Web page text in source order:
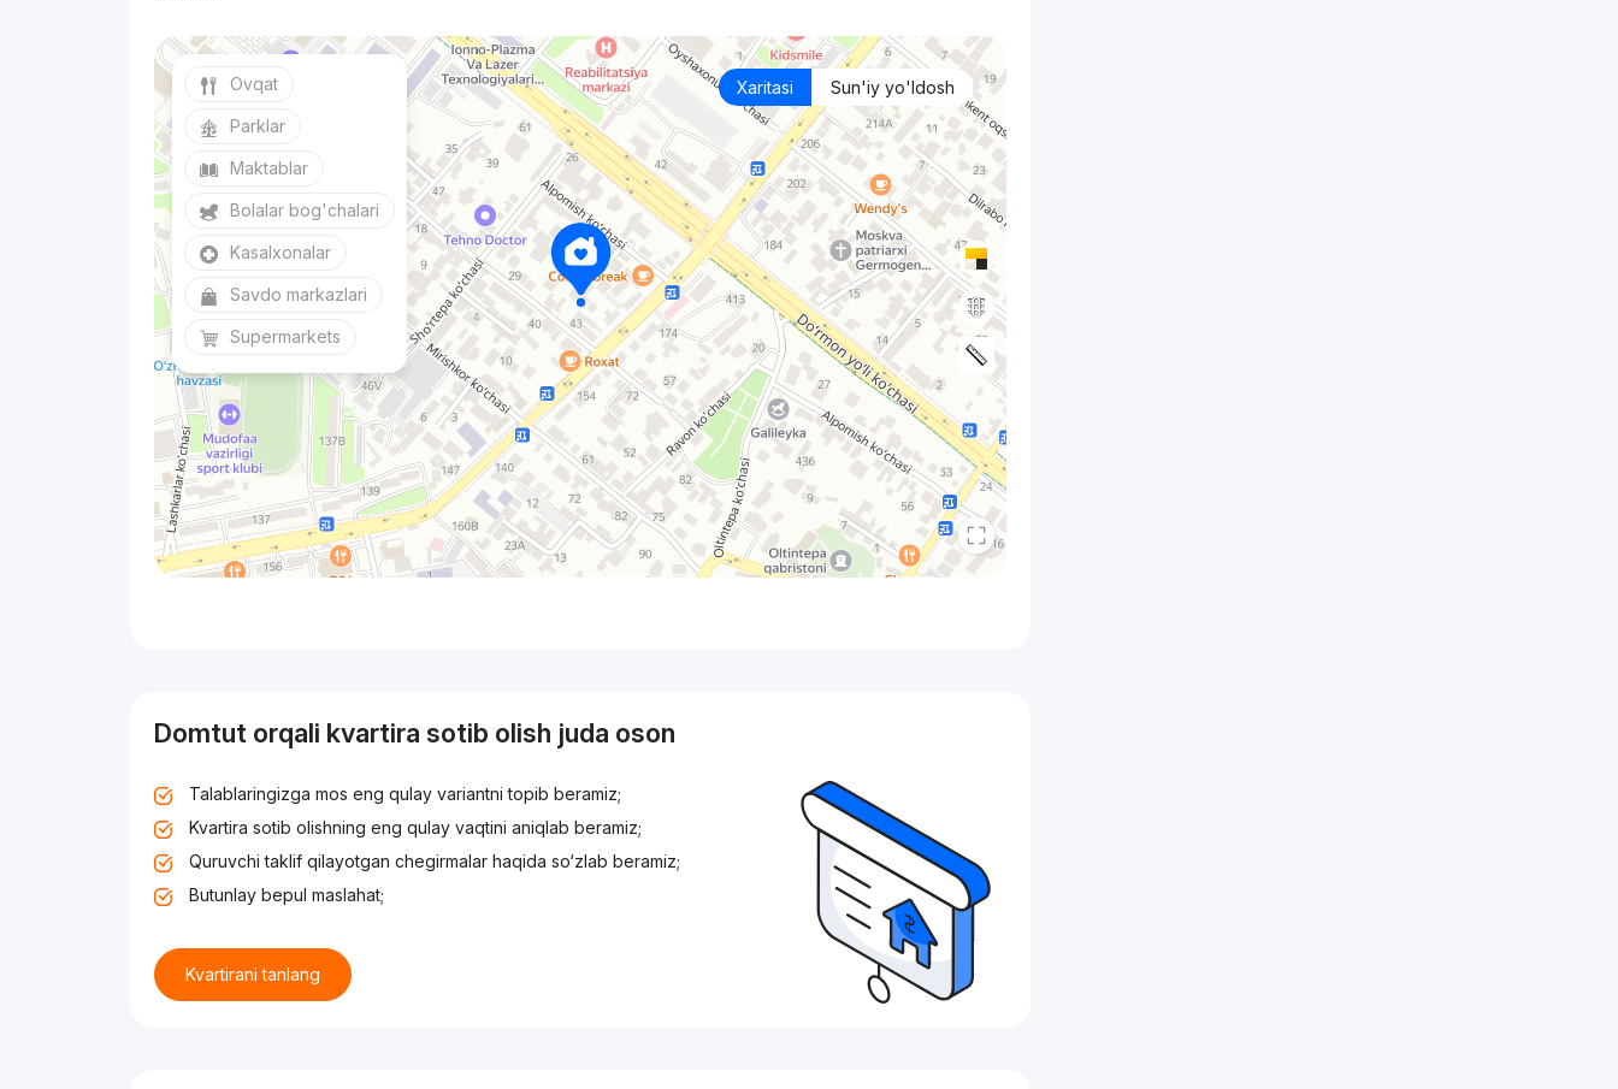
Xaritasi Sun'iy yo'ldosh
Ovqat
Parklar
Maktablar
Bolalar bog'chalari
Kasalxonalar
Savdo markazlari
Supermarkets
Domtut orqali kvartira sotib olish juda oson
Talablaringizga mos eng qulay variantni topib beramiz;
Kvartira sotib olishning eng qulay vaqtini aniqlab beramiz;
Quruvchi taklif qilayotgan chegirmalar haqida so‘zlab beramiz;
Butunlay bepul maslahat;
Kvartirani tanlang